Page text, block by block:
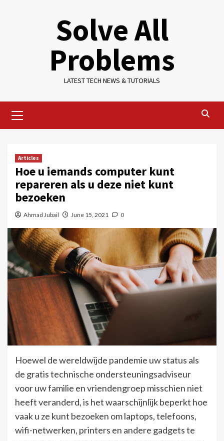
Solve All
Problems
LATEST TECH NEWS & TUTORIALS
Menu
Articles
Hoe u iemands computer kunt
repareren als u deze niet kunt
bezoeken
Ahmad Jubail June 15, 2021 0
Hoewel de wereldwijde pandemie uw status als
de gratis technische ondersteuningsadviseur
voor uw familie en vriendengroep misschien niet
heeft veranderd, is het waarschijnlijk beperkt hoe
vaak u ze kunt bezoeken om laptops, telefoons,
wifi-netwerken, printers en andere gadgets te